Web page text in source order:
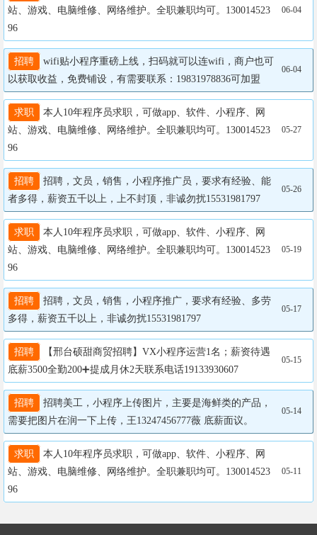
站、游戏、电脑维修、网络维护。全职兼职均可。130014523
96
06-04
招聘
wifi贴小程序重磅上线，扫码就可以连wifi，商户也可
以获取收益，免费铺设，有需要联系：19831978836可加盟
06-04
求职
本人10年程序员求职，可做app、软件、小程序、网
站、游戏、电脑维修、网络维护。全职兼职均可。130014523
96
05-27
招聘
招聘，文员，销售，小程序推广员，要求有经验、能
者多得，薪资五千以上，上不封顶，非诚勿扰15531981797
05-26
求职
本人10年程序员求职，可做app、软件、小程序、网
站、游戏、电脑维修、网络维护。全职兼职均可。130014523
96
05-19
招聘
招聘，文员，销售，小程序推广，要求有经验、多劳
多得，薪资五千以上，非诚勿扰15531981797
05-17
招聘
【邢台硕甜商贸招聘】VX小程序运营1名；薪资待遇
底薪3500全勤200➕提成月休2天联系电话19133930607
05-15
招聘
招聘美工，小程序上传图片，主要是海鲜类的产品，
需要把图片在润一下上传，王13247456777薇 底薪面议。
05-14
求职
本人10年程序员求职，可做app、软件、小程序、网
站、游戏、电脑维修、网络维护。全职兼职均可。130014523
96
05-11